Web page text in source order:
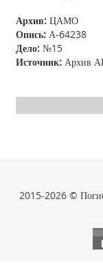
Архив: ЦАМО
Опись: А-64238
Дело: №15
Источник: Архив
2015-2026 ©